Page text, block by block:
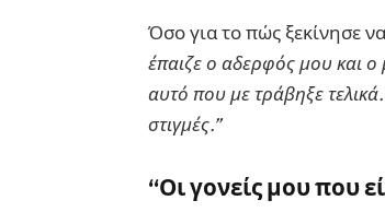
Όσο για το πώς ξεκίνησε
έπαιζε ο αδερφός μου και
αυτό που με τράβηξε
στιγμές.”
“Οι γονείς μου που